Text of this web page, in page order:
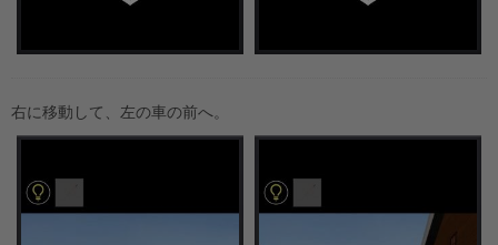
右に移動して、左の車の前へ。